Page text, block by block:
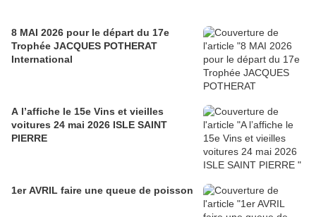
8 MAI 2026 pour le départ du 17e
Trophée JACQUES POTHERAT
International
A l’affiche le 15e Vins et vieilles
voitures 24 mai 2026 ISLE SAINT
PIERRE
1er AVRIL faire une queue de poisson